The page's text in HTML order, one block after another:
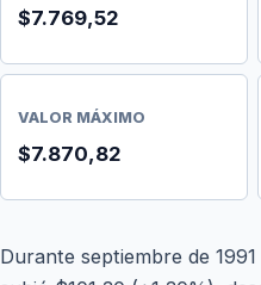
$7.769,52
VALOR MÁXIMO
$7.870,82
Durante septiembre de